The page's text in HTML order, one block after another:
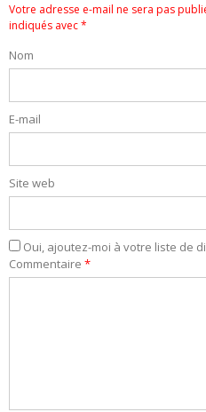
Votre adresse e-mail ne sera pas
indiqués avec*
Nom
E-mail
Site web
Oui, ajoutez-moi à votre liste de
Commentaire *